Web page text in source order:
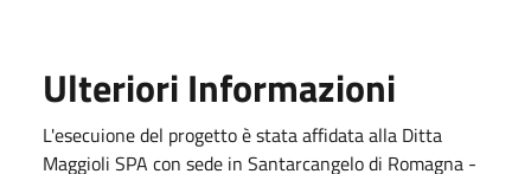
Ulteriori Informazioni
L'esecuione del progetto è stata affidata alla Ditta
Maggioli SPA con sede in Santarcangelo di Romagna -